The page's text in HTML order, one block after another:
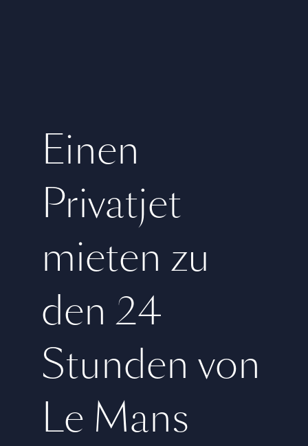
Einen
Privatjet
mieten zu
den 24
Stunden von
Le Mans